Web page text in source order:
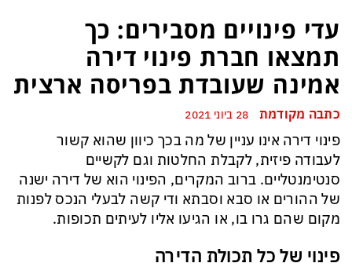
להגנה – טראמפ נשאר רק עם ציוצי האיום המגוחכים שלא מזיזים לטהרן
כמדיניות: כך הפכה ההוצאה להורג לכלי ההרתעה המרכזי של המשטר האיראני
א-סיסי, ארדואן ושליט קטאר מכנסים פגישת ״כיפה אדומה״ לנתניהו בנושא עזה
נסוג, נתניהו הוזהר – ואיראן רשמה ניצחון אסטרטגי נוסף בלי שום מאמץ
כל הפרטים, ההערכות והסודות: לקראת מלחמה הקשה בהרבה מקודמותיה?
עדי פינויים מסבירים: כך
תמצאו חברת פינוי דירה
אמינה שעובדת בפריסה ארצית
כתבה מקודמת
פינוי דירה אינו עניין של מה בכך כיוון שהוא קשור
לעבודה פיזית, לקבלת החלטות וגם לקשיים
סנטימנטליים. ברוב המקרים, הפינוי הוא של דירה ישנה
של ההורים או סבא וסבתא ודי קשה לבעלי הנכס לפנות
מקום שהם גרו בו, או הגיעו אליו לעיתים תכופות.
פינוי של כל תכולת הדירה